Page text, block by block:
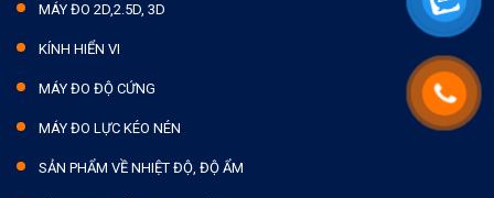
MÁY ĐO 2D,2.5D, 3D
KÍNH HIỂN VI
MÁY ĐO ĐỘ CỨNG
MÁY ĐO LỰC KÉO NÉN
SẢN PHẨM VỀ NHIỆT ĐỘ, ĐỘ ẨM